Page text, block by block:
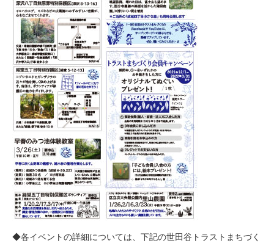
◆各イベントの詳細については、下記の世田谷トラストまちづく